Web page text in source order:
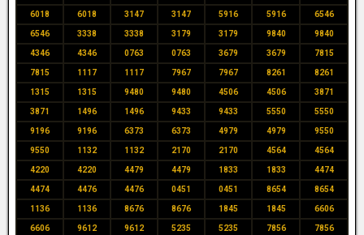
6018 6018 3147 3147 5916 5916 6546
6546 3338 3338 3179 3179 9840 9840
4346 4346 0763 0763 3679 3679 7815
7815 1117 1117 7967 7967 8261 8261
1315 1315 9480 9480 4506 4506 3871
3871 1496 1496 9433 9433 5550 5550
9196 9196 6373 6373 4979 4979 9550
9550 1132 1132 2170 2170 4564 4564
4220 4220 4479 4479 1833 1833 4474
4474 4476 4476 0451 0451 8654 8654
1136 1136 8676 8676 1845 1845 6606
6606 9612 9612 5235 5235 7856 7856